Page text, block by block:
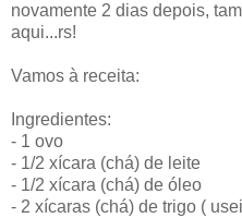
novamente 2 dias depois,
aqui...rs!
Vamos à receita:
Ingredientes:
- 1 ovo
- 1/2 xícara (chá) de leite
- 1/2 xícara (chá) de óleo
- 2 xícaras (chá) de trigo (